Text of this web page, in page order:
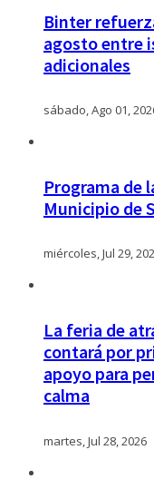
Binter
agosto entre
adicionales
sábado, Ago 01,
Programa de
Municipio de
miércoles, Jul 29,
La feria de
contará por
apoyo para
calma
martes, Jul 28, 2026